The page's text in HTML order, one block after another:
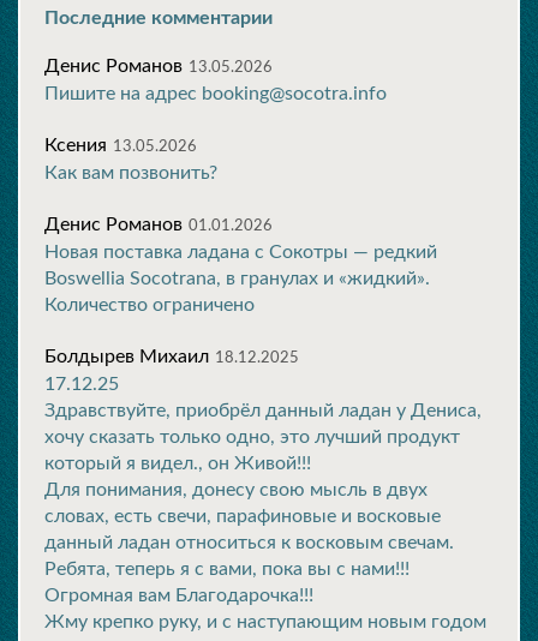
Последние комментарии
Денис Романов 13.05.2026
Пишите на адрес booking@socotra.info
Ксения 13.05.2026
Как вам позвонить?
Денис Романов 01.01.2026
Новая поставка ладана с Сокотры — редкий
Boswellia Socotrana, в гранулах и «жидкий».
Количество ограничено
Болдырев Михаил 18.12.2025
17.12.25
Здравствуйте, приобрёл данный ладан у Дениса,
хочу сказать только одно, это лучший продукт
который я видел., он Живой!!!
Для понимания, донесу свою мысль в двух
словах, есть свечи, парафиновые и восковые
данный ладан относиться к восковым свечам.
Ребята, теперь я с вами, пока вы с нами!!!
Огромная вам Благодарочка!!!
Жму крепко руку, и с наступающим новым годом